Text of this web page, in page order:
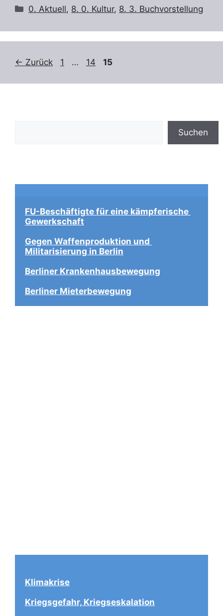
Kategorien
0. Aktuell, 8. 0. Kultur, 8. 3. Buchvorstellung
← Zurück Seite
1 … Seite
14 Seite
15
Suchen
FU-Beschäftigte für eine kämpferische
Gewerkschaft
Gegen Waffenproduktion und
Militarisierung in Berlin
Berliner Krankenhausbewegung
Berliner Mieterbewegung
Klimakrise
Kriegsgefahr, Kriegseskalation